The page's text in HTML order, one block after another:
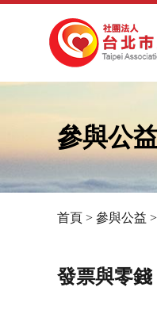
參與公益
您
在
首頁 > 參與公益 >
發票與零錢